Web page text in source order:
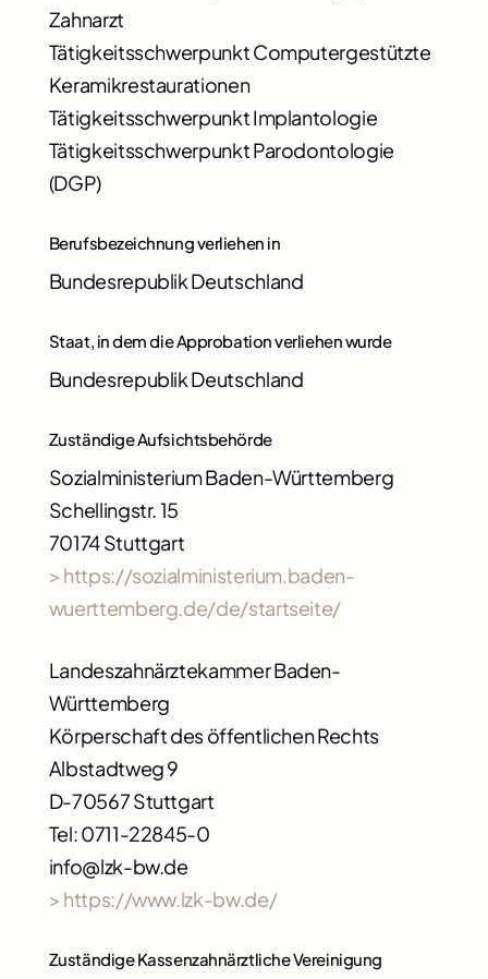
Zahnarzt
Tätigkeitsschwerpunkt Computergestützte
Keramikrestaurationen
Tätigkeitsschwerpunkt Implantologie
Tätigkeitsschwerpunkt Parodontologie
(DGP)
Berufsbezeichnung verliehen in
Bundesrepublik Deutschland
Staat, in dem die Approbation verliehen wurde
Bundesrepublik Deutschland
Zuständige Aufsichtsbehörde
Sozialministerium Baden-Württemberg
Schellingstr. 15
70174 Stuttgart
> https://sozialministerium.baden-
wuerttemberg.de/de/startseite/
Landeszahnärztekammer Baden-
Württemberg
Körperschaft des öffentlichen Rechts
Albstadtweg 9
D-70567 Stuttgart
Tel: 0711-22845-0
info@lzk-bw.de
> https://www.lzk-bw.de/
Zuständige Kassenzahnärztliche Vereinigung